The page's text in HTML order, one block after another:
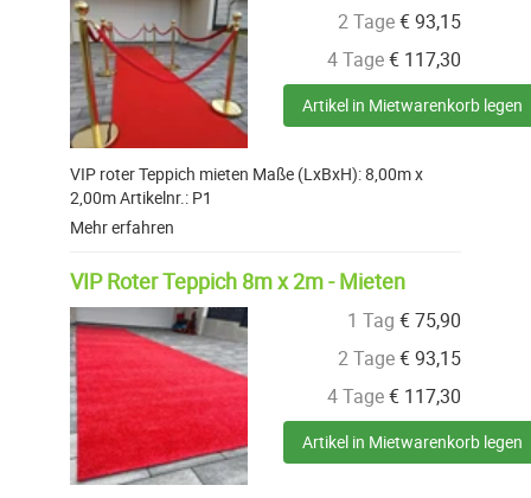
2 Tage€93,15
4 Tage€ 117,30
Artikel in Mietwarenkorb legen
VIP roter Teppich mieten Maße (LxBxH): 8,00m x
2,00m Artikelnr.: P1
Mehr erfahren
VIP Roter Teppich 8m x 2m - Mieten
1 Tag €75,90
2 Tage€93,15
4 Tage€ 117,30
Artikel in Mietwarenkorb legen